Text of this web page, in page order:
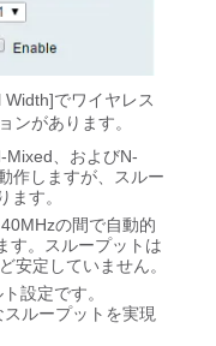
でワイヤレス
ンがあります。
Mixed、およびN-
作しますが、スルー
ます。
の間で自動的
す。スループットは
安定していません。
設定です。
ループットを実現